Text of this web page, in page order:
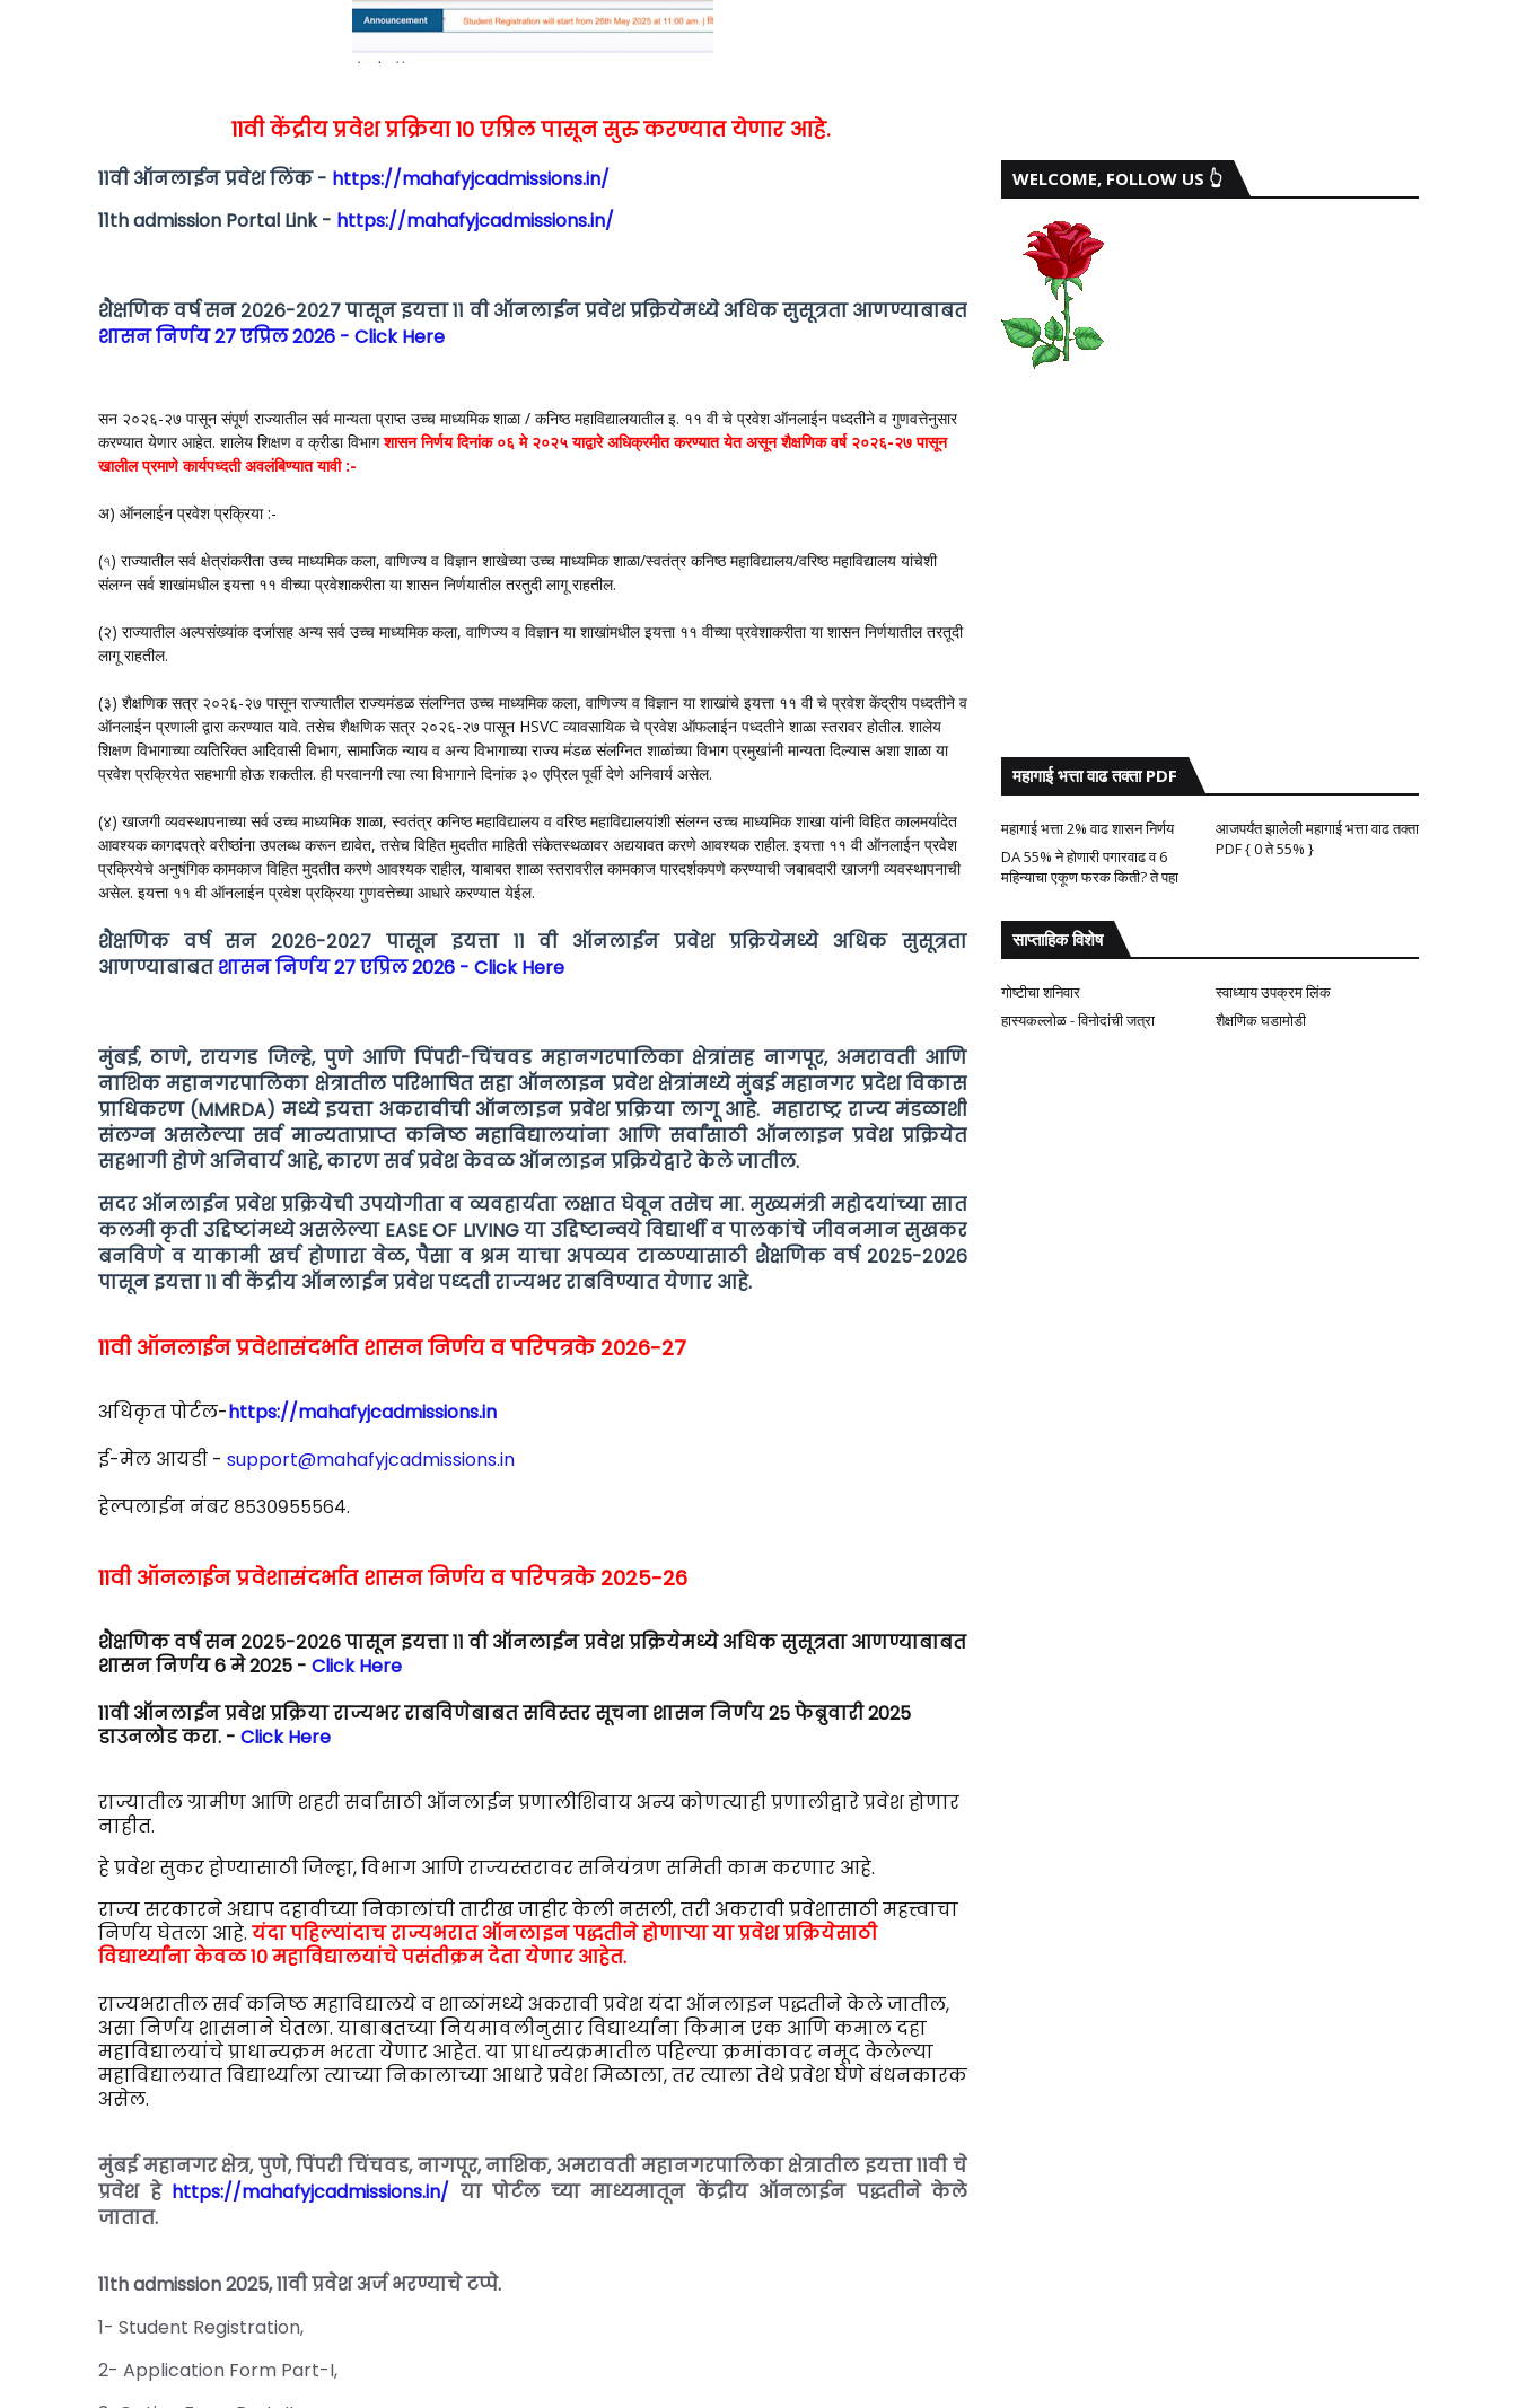
11वी केंद्रीय प्रवेश प्रक्रिया 10 एप्रिल पासून सुरु करण्यात येणार आहे.
11वी ऑनलाईन प्रवेश लिंक - https://mahafyjcadmissions.in/
11th admission Portal Link - https://mahafyjcadmissions.in/
शैक्षणिक वर्ष सन २०२६-२०२७ पासून इयत्ता ११ वी ऑनलाईन प्रवेश प्रक्रियेमध्ये अधिक सुसूत्रता आणण्याबाबत
शासन निर्णय 27 एप्रिल 2026 - Click Here
सन २०२६-२७ पासून संपूर्ण राज्यातील सर्व मान्यता प्राप्त उच्च माध्यमिक शाळा / कनिष्ठ महाविद्यालयातील इ. ११ वी चे प्रवेश ऑनलाईन पध्दतीने व गुणवत्तेनुसार
करण्यात येणार आहेत. शालेय शिक्षण व क्रीडा विभागशासन निर्णय दिनांक ०६ मे २०२५ याद्वारे अधिक्रमीत करण्यात येत असून शैक्षणिक वर्ष २०२६-२७ पासून
खालील प्रमाणे कार्यपध्दती अवलंबिण्यात यावी :-
अ) ऑनलाईन प्रवेश प्रक्रिया :-
(৭) राज्यातील सर्व क्षेत्रांकरीता उच्च माध्यमिक कला, वाणिज्य व विज्ञान शाखेच्या उच्च माध्यमिक शाळा/स्वतंत्र कनिष्ठ महाविद्यालय/वरिष्ठ महाविद्यालय यांचेशी
संलग्न सर्व शाखांमधील इयत्ता ११ वीच्या प्रवेशाकरीता या शासन निर्णयातील तरतुदी लागू राहतील.
(२) राज्यातील अल्पसंख्यांक दर्जासह अन्य सर्व उच्च माध्यमिक कला, वाणिज्य व विज्ञान या शाखांमधील इयत्ता ११ वीच्या प्रवेशाकरीता या शासन निर्णयातील तरतूदी
लागू राहतील.
(३) शैक्षणिक सत्र २०२६-२७ पासून राज्यातील राज्यमंडळ संलग्नित उच्च माध्यमिक कला, वाणिज्य व विज्ञान या शाखांचे इयत्ता ११ वी चे प्रवेश केंद्रीय पध्दतीने व
ऑनलाईन प्रणाली द्वारा करण्यात यावे. तसेच शैक्षणिक सत्र २०२६-२७ पासून HSVC व्यावसायिक चे प्रवेश ऑफलाईन पध्दतीने शाळा स्तरावर होतील. शालेय
शिक्षण विभागाच्या व्यतिरिक्त आदिवासी विभाग, सामाजिक न्याय व अन्य विभागाच्या राज्य मंडळ संलग्नित शाळांच्या विभाग प्रमुखांनी मान्यता दिल्यास अशा शाळा या
प्रवेश प्रक्रियेत सहभागी होऊ शकतील. ही परवानगी त्या त्या विभागाने दिनांक ३० एप्रिल पूर्वी देणे अनिवार्य असेल.
(४) खाजगी व्यवस्थापनाच्या सर्व उच्च माध्यमिक शाळा, स्वतंत्र कनिष्ठ महाविद्यालय व वरिष्ठ महाविद्यालयांशी संलग्न उच्च माध्यमिक शाखा यांनी विहित कालमर्यादेत
आवश्यक कागदपत्रे वरीष्ठांना उपलब्ध करून द्यावेत, तसेच विहित मुदतीत माहिती संकेतस्थळावर अद्ययावत करणे आवश्यक राहील. इयत्ता ११ वी ऑनलाईन प्रवेश
प्रक्रियेचे अनुषंगिक कामकाज विहित मुदतीत करणे आवश्यक राहील, याबाबत शाळा स्तरावरील कामकाज पारदर्शकपणे करण्याची जबाबदारी खाजगी व्यवस्थापनाची
असेल. इयत्ता ११ वी ऑनलाईन प्रवेश प्रक्रिया गुणवत्तेच्या आधारे करण्यात येईल.
शैक्षणिक वर्ष सन २०२६-२०२७ पासून इयत्ता ११ वी ऑनलाईन प्रवेश प्रक्रियेमध्ये अधिक सुसूत्रता
आणण्याबाबतशासन निर्णय 27 एप्रिल 2026 - Click Here
मुंबई, ठाणे, रायगड जिल्हे, पुणे आणि पिंपरी-चिंचवड महानगरपालिका क्षेत्रांसह नागपूर, अमरावती आणि
नाशिक महानगरपालिका क्षेत्रातील परिभाषित सहा ऑनलाइन प्रवेश क्षेत्रांमध्ये मुंबई महानगर प्रदेश विकास
प्राधिकरण (MMRDA) मध्ये इयत्ता अकरावीची ऑनलाइन प्रवेश प्रक्रिया लागू आहे. महाराष्ट्र राज्य मंडळाशी
संलग्न असलेल्या सर्व मान्यताप्राप्त कनिष्ठ महाविद्यालयांना आणि सर्वांसाठी ऑनलाइन प्रवेश प्रक्रियेत
सहभागी होणे अनिवार्य आहे, कारण सर्व प्रवेश केवळ ऑनलाइन प्रक्रियेद्वारे केले जातील.
सदर ऑनलाईन प्रवेश प्रक्रियेची उपयोगीता व व्यवहार्यता लक्षात घेवून तसेच मा. मुख्यमंत्री महोदयांच्या सात
कलमी कृती उद्दिष्टांमध्ये असलेल्या EASE OF LIVING या उद्दिष्टान्वये विद्यार्थी व पालकांचे जीवनमान सुखकर
बनविणे व याकामी खर्च होणारा वेळ, पैसा व श्रम याचा अपव्यव टाळण्यासाठी शैक्षणिक वर्ष २०२५-२०२६
पासून इयत्ता ११ वी केंद्रीय ऑनलाईन प्रवेश पध्दती राज्यभर राबविण्यात येणार आहे.
11वी ऑनलाईन प्रवेशासंदर्भात शासन निर्णय व परिपत्रके 2026-27
अधिकृत पोर्टल-https://mahafyjcadmissions.in
ई-मेल आयडी - support@mahafyjcadmissions.in
हेल्पलाईन नंबर ८५३०९५५५६४.
11वी ऑनलाईन प्रवेशासंदर्भात शासन निर्णय व परिपत्रके 2025-26
शैक्षणिक वर्ष सन २०२५-२०२६ पासून इयत्ता ११ वी ऑनलाईन प्रवेश प्रक्रियेमध्ये अधिक सुसूत्रता आणण्याबाबत
शासन निर्णय 6 मे 2025 - Click Here
11वी ऑनलाईन प्रवेश प्रक्रिया राज्यभर राबविणेबाबत सविस्तर सूचना शासन निर्णय 25 फेब्रुवारी 2025
डाउनलोड करा. - Click Here
राज्यातील ग्रामीण आणि शहरी सर्वांसाठी ऑनलाईन प्रणालीशिवाय अन्य कोणत्याही प्रणालीद्वारे प्रवेश होणार
नाहीत.
हे प्रवेश सुकर होण्यासाठी जिल्हा, विभाग आणि राज्यस्तरावर सनियंत्रण समिती काम करणार आहे.
राज्य सरकारने अद्याप दहावीच्या निकालांची तारीख जाहीर केली नसली, तरी अकरावी प्रवेशासाठी महत्त्वाचा
निर्णय घेतला आहे. यंदा पहिल्यांदाच राज्यभरात ऑनलाइन पद्धतीने होणाऱ्या या प्रवेश प्रक्रियेसाठी
विद्यार्थ्यांना केवळ १० महाविद्यालयांचे पसंतीक्रम देता येणार आहेत.
राज्यभरातील सर्व कनिष्ठ महाविद्यालये व शाळांमध्ये अकरावी प्रवेश यंदा ऑनलाइन पद्धतीने केले जातील,
असा निर्णय शासनाने घेतला. याबाबतच्या नियमावलीनुसार विद्यार्थ्यांना किमान एक आणि कमाल दहा
महाविद्यालयांचे प्राधान्यक्रम भरता येणार आहेत. या प्राधान्यक्रमातील पहिल्या क्रमांकावर नमूद केलेल्या
महाविद्यालयात विद्यार्थ्याला त्याच्या निकालाच्या आधारे प्रवेश मिळाला, तर त्याला तेथे प्रवेश घेणे बंधनकारक
असेल.
मुंबई महानगर क्षेत्र, पुणे, पिंपरी चिंचवड, नागपूर, नाशिक, अमरावती महानगरपालिका क्षेत्रातील इयत्ता 11वी चे
प्रवेश हे https://mahafyjcadmissions.in/ या पोर्टल च्या माध्यमातून केंद्रीय ऑनलाईन पद्धतीने केले
जातात.
11th admission 2025, 11वी प्रवेश अर्ज भरण्याचे टप्पे.
1- Student Registration,
2- Application Form Part-I,
WELCOME, FOLLOW US 👆
महागाई भत्ता वाढ तक्ता PDF
महागाई भत्ता 2% वाढ शासन निर्णय
आजपर्यंत झालेली महागाई भत्ता वाढ तक्ता
PDF { 0 ते 55% }
DA 55% ने होणारी पगारवाढ व 6
महिन्याचा एकूण फरक किती? ते पहा
साप्ताहिक विशेष
गोष्टीचा शनिवार
स्वाध्याय उपक्रम लिंक
हास्यकल्लोळ - विनोदांची जत्रा
शैक्षणिक घडामोडी